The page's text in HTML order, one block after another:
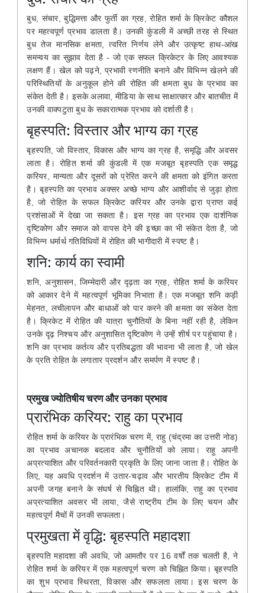
बुध, संचार, बुद्धिमत्ता और फुर्ती का ग्रह, रोहित शर्मा के क्रिकेट कौशल
पर महत्वपूर्ण प्रभाव डालता है। उनकी कुंडली में अच्छी तरह से स्थित
बुध तेज मानसिक क्षमता, त्वरित निर्णय लेने और उत्कृष्ट हाथ-आंख
समन्वय का सुझाव देता है - जो एक सफल क्रिकेटर के लिए आवश्यक
लक्षण हैं। खेल को पढ़ने, प्रभावी रणनीति बनाने और विभिन्न खेलने की
परिस्थितियों के अनुकूल होने की रोहित की क्षमता बुध के प्रभाव का
संकेत देती है। इसके अलावा, मीडिया के साथ साक्षात्कार और बातचीत में
उनकी वाक्पटुता बुध के सकारात्मक प्रभाव को दर्शाती है।
बृहस्पति: विस्तार और भाग्य का ग्रह
बृहस्पति, जो विस्तार, विकास और भाग्य का ग्रह है, समृद्धि और अवसर
लाता है। रोहित शर्मा की कुंडली में एक मजबूत बृहस्पति एक समृद्ध
करियर, मान्यता और दूसरों को प्रेरित करने की क्षमता को इंगित करता
है। बृहस्पति का प्रभाव अक्सर अच्छे भाग्य और आशीर्वाद से जुड़ा होता
है, जो रोहित के सफल क्रिकेट करियर और उनके द्वारा प्राप्त कई
प्रशंसाओं में देखा जा सकता है। इस ग्रह का प्रभाव एक दार्शनिक
दृष्टिकोण और समाज को वापस देने की इच्छा का भी संकेत देता है, जो
विभिन्न धर्मार्थ गतिविधियों में रोहित की भागीदारी में स्पष्ट है।
शनि: कार्य का स्वामी
शनि, अनुशासन, जिम्मेदारी और दृढ़ता का ग्रह, रोहित शर्मा के करियर
को आकार देने में महत्वपूर्ण भूमिका निभाता है। एक मजबूत शनि कड़ी
मेहनत, लचीलापन और बाधाओं को पार करने की क्षमता का संकेत देता
है। क्रिकेट में रोहित की यात्रा चुनौतियों के बिना नहीं रही है, लेकिन
उनके दृढ़ निश्चय और अनुशासित दृष्टिकोण ने उन्हें शीर्ष पर पहुंचाया है।
शनि का प्रभाव कर्तव्य और प्रतिबद्धता की भावना भी लाता है, जो खेल
के प्रति रोहित के लगातार प्रदर्शन और समर्पण में स्पष्ट है।
प्रमुख ज्योतिषीय चरण और उनका प्रभाव
प्रारंभिक करियर: राहु का प्रभाव
रोहित शर्मा के करियर के प्रारंभिक चरण में, राहु (चंद्रमा का उत्तरी नोड)
का प्रभाव अचानक बदलाव और चुनौतियों को लाया। राहु अपनी
अप्रत्याशित और परिवर्तनकारी प्रकृति के लिए जाना जाता है। रोहित के
लिए, यह अवधि प्रदर्शन में उतार-चढ़ाव और भारतीय क्रिकेट टीम में
अपनी जगह बनाने के संघर्ष से चिह्नित थी। हालांकि, राहु का प्रभाव
अप्रत्याशित अवसर भी लाया, जैसे राष्ट्रीय टीम के लिए चयन और
महत्वपूर्ण मैचों में उनकी सफलता।
प्रमुखता में वृद्धि: बृहस्पति महादशा
बृहस्पति महादशा की अवधि, जो आमतौर पर 16 वर्षों तक चलती है, ने
रोहित शर्मा के करियर में एक महत्वपूर्ण चरण को चिह्नित किया। बृहस्पति
का शुभ प्रभाव स्थिरता, विकास और सफलता लाया। इस चरण के